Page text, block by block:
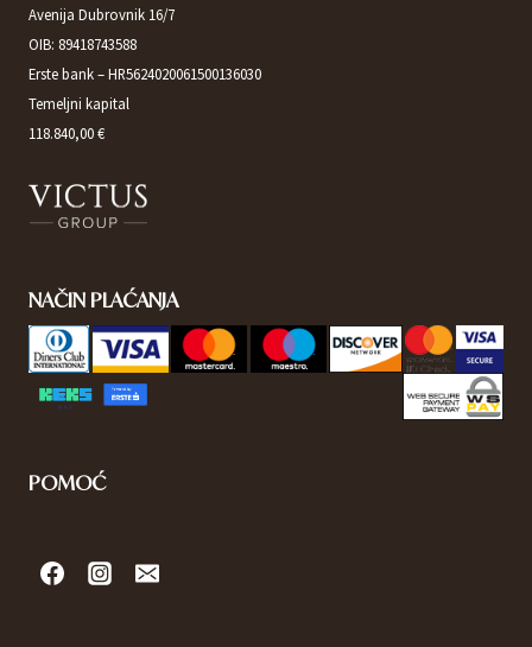
Avenija Dubrovnik 16/7
OIB: 89418743588
Erste bank – HR5624020061500136030
Temeljni kapital
118.840,00 €
NAČIN PLAĆANJA
POMOĆ